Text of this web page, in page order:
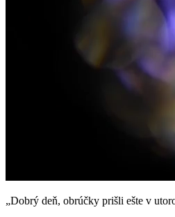
„Dobrý deň, obrúčky prišli ešte v